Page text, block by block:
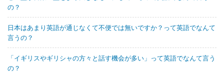
の？
日本はあまり英語が通じなくて不便では無いですか？って英語でなんて
言うの？
「イギリスやギリシャの方々と話す機会が多い」って英語でなんて言う
の？